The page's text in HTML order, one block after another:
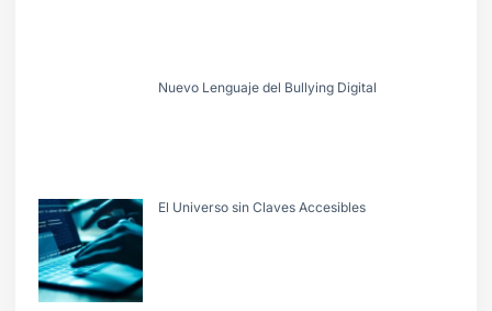
Nuevo Lenguaje del Bullying Digital
El Universo sin Claves Accesibles